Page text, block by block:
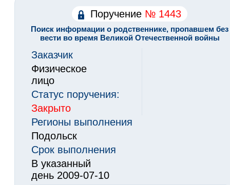
Поручение № 1443
Поиск информации о родственнике, пропавшем без
вести во время Великой Отечественной войны
Заказчик
Физическое
лицо
Статус поручения:
Закрыто
Регионы выполнения
Подольск
Срок выполнения
В указанный
день 2009-07-10